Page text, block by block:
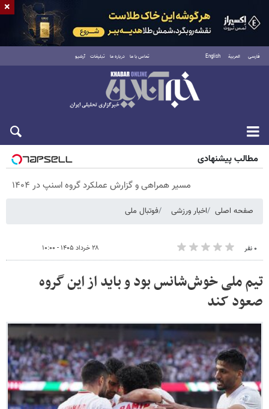
فارسی العربية English تماس با ما درباره ما تبلیغات آرشیو
پنجشنبه ۱۵ مرداد ۱۴۰۵
مطالب پیشنهادی
مسیر همراهی و گزارش عملکرد گروه اسنپ در ۱۴۰۴
صفحه اصلی اخبار ورزشی فوتبال ملی
۰ نفر ۲۸ خرداد ۱۴۰۵ - ۱۰:۰۰
تیم ملی خوش‌شانس بود و باید از این گروه
صعود کند
×